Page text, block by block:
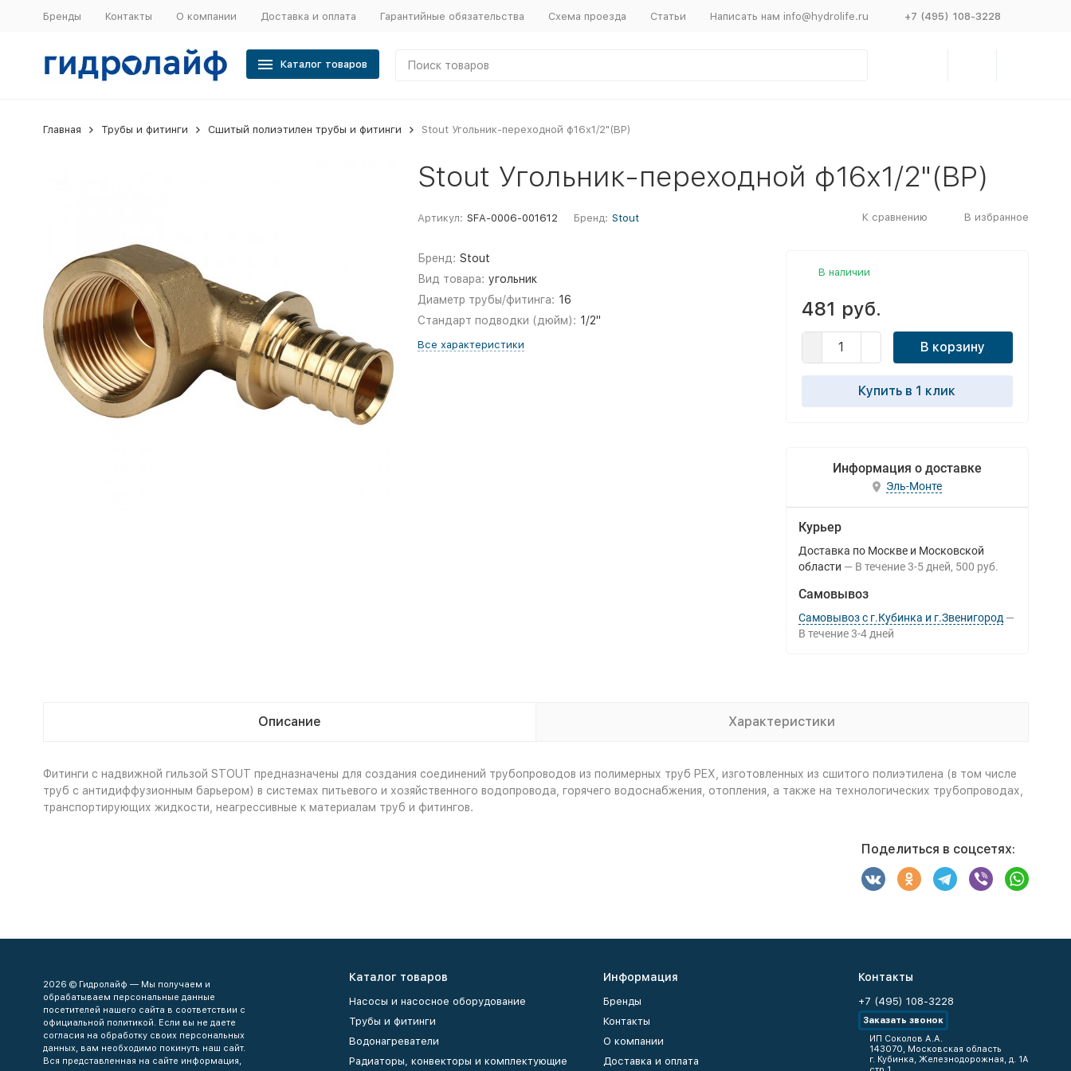
Бренды Контакты О компании Доставка и оплата Гарантийные обязательства Схема проезда Статьи Написать нам info@hydrolife.ru +7 (495) 108-3228
Каталог товаров
Главная Трубы и фитинги Сшитый полиэтилен трубы и фитинги Stout Угольник-переходной ф16х1/2"(ВР)
Stout Угольник-переходной ф16х1/2"(ВР)
Артикул: SFA-0006-001612 Бренд: Stout К сравнению В избранное
Бренд: Stout
Вид товара: угольник
Диаметр трубы/фитинга: 16
Стандарт подводки (дюйм): 1/2"
Все характеристики
В наличии
481 руб.
В корзину
Купить в 1 клик
Информация о доставке
Эль-Монте
Курьер
Доставка по Москве и Московской
области
В течение 3-5 дней 500 руб.
Самовывоз
Самовывоз с г.Кубинка и г.Звенигород
В течение 3-4 дней
Описание Характеристики
Фитинги с надвижной гильзой STOUT предназначены для создания соединений трубопроводов из полимерных труб PEX, изготовленных из сшитого полиэтилена (в том числе
труб с антидиффузионным барьером) в системах питьевого и хозяйственного водопровода, горячего водоснабжения, отопления, а также на технологических трубопроводах,
транспортирующих жидкости, неагрессивные к материалам труб и фитингов.
Поделиться в соцсетях:
2026 © Гидролайф — Мы получаем и
обрабатываем персональные данные
посетителей нашего сайта в соответствии с
официальной политикой. Если вы не даете
согласия на обработку своих персональных
данных, вам необходимо покинуть наш сайт.
Вся представленная на сайте информация,
Каталог товаров
Насосы и насосное оборудование
Трубы и фитинги
Водонагреватели
Радиаторы, конвекторы и комплектующие
Информация
Бренды
Контакты
О компании
Доставка и оплата
Контакты
+7 (495) 108-3228
Заказать звонок
ИП Соколов А.А.
143070, Московская область
г. Кубинка, Железнодорожная, д. 1А